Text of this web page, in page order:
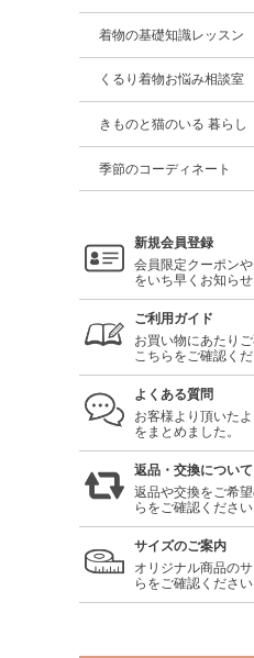
着物の基礎知識レッスン
くるり着物お悩み相談室
きものと猫のいる 暮らし
季節のコーディネート
新規会員登録
会員限定クーポン
をいち早くお知らせ
ご利用ガイド
お買い物にあたり
こちらをご確認くだ
よくある質問
お客様より頂いた
をまとめました。
返品・交換について
返品や交換をご希
らをご確認ください
サイズのご案内
オリジナル商品の
らをご確認ください